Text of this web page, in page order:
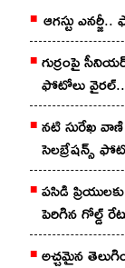
ఆగ‌స్టు
గుర్రంపై
ఫోటోలు వైర‌ల్..
న‌టి సురేఖ వాణి
సెల‌బ్రేష‌న్స్
పసిడి
పెరిగిన గోల్డ్
పెరిగిందంటే?
అచ్చ‌మైన